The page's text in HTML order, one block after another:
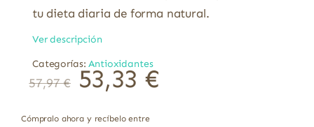
tu dieta diaria de forma natural.
Ver descripción
Categorías:Antioxidantes
57,97€ 53,33 €
Cómpralo ahora y recíbelo entre